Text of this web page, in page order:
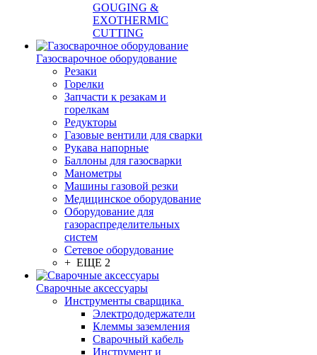
GOUGING &
EXOTHERMIC
CUTTING
Газосварочное оборудование
Резаки
Горелки
Запчасти к резакам и
горелкам
Редукторы
Газовые вентили для сварки
Рукава напорные
Баллоны для газосварки
Манометры
Машины газовой резки
Медицинское оборудование
Оборудование для
газораспределительных
систем
Сетевое оборудование
+ ЕЩЕ 2
Сварочные аксессуары
Инструменты сварщика
Электрододержатели
Клеммы заземления
Сварочный кабель
Инструмент и